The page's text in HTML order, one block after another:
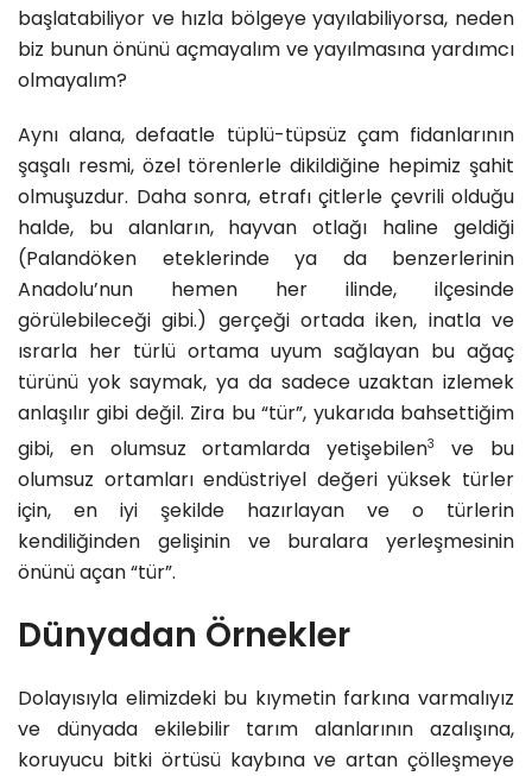
başlatabiliyor ve hızla bölgeye yayılabiliyorsa, neden
biz bunun önünü açmayalım ve yayılmasına yardımcı
olmayalım?
Aynı alana, defaatle tüplü-tüpsüz çam fidanlarının
şaşalı resmi, özel törenlerle dikildiğine hepimiz şahit
olmuşuzdur. Daha sonra, etrafı çitlerle çevrili olduğu
halde, bu alanların, hayvan otlağı haline geldiği
(Palandöken eteklerinde ya da benzerlerinin
Anadolu’nun hemen her ilinde, ilçesinde
görülebileceği gibi.) gerçeği ortada iken, inatla ve
ısrarla her türlü ortama uyum sağlayan bu ağaç
türünü yok saymak, ya da sadece uzaktan izlemek
anlaşılır gibi değil. Zira bu “tür”, yukarıda bahsettiğim
gibi, en olumsuz ortamlarda yetişebilen3
ve bu
olumsuz ortamları endüstriyel değeri yüksek türler
için, en iyi şekilde hazırlayan ve o türlerin
kendiliğinden gelişinin ve buralara yerleşmesinin
önünü açan “tür”.
Dünyadan Örnekler
Dolayısıyla elimizdeki bu kıymetin farkına varmalıyız
ve dünyada ekilebilir tarım alanlarının azalışına,
koruyucu bitki örtüsü kaybına ve artan çölleşmeye